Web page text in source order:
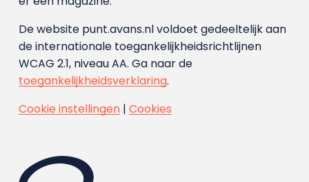
De website punt.avans.nl voldoet gedeeltelijk aan
de internationale toegankelijkheidsrichtlijnen
WCAG 2.1, niveau AA. Ga naar de
toegankelijkheidsverklaring.
Cookie instellingen| Cookies